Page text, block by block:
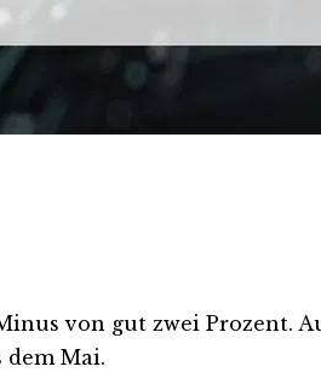
von gut zwei
dem Mai.